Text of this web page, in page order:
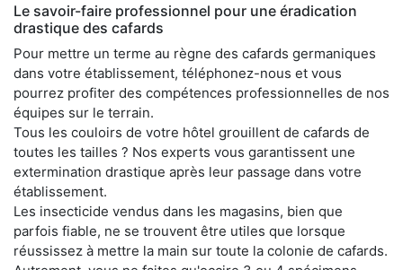
Le savoir-faire professionnel pour une éradication
drastique des cafards
Pour mettre un terme au règne des cafards germaniques
dans votre établissement, téléphonez-nous et vous
pourrez profiter des compétences professionnelles de nos
équipes sur le terrain.
Tous les couloirs de votre hôtel grouillent de cafards de
toutes les tailles ? Nos experts vous garantissent une
extermination drastique après leur passage dans votre
établissement.
Les insecticide vendus dans les magasins, bien que
parfois fiable, ne se trouvent être utiles que lorsque
réussissez à mettre la main sur toute la colonie de cafards.